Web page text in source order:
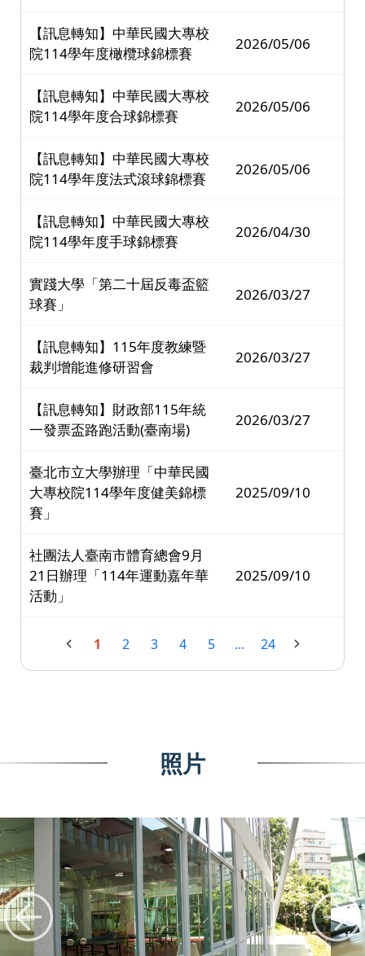
【訊息轉知】中華民國大專校
院114學年度橄欖球錦標賽
2026/05/06
【訊息轉知】中華民國大專校
院114學年度合球錦標賽
2026/05/06
【訊息轉知】中華民國大專校
院114學年度法式滾球錦標賽
2026/05/06
【訊息轉知】中華民國大專校
院114學年度手球錦標賽
2026/04/30
實踐大學「第二十屆反毒盃籃
球賽」
2026/03/27
【訊息轉知】115年度教練暨
裁判增能進修研習會
2026/03/27
【訊息轉知】財政部115年統
一發票盃路跑活動(臺南場)
2026/03/27
臺北市立大學辦理「中華民國
大專校院114學年度健美錦標
賽」
2025/09/10
社團法人臺南市體育總會9月
21日辦理「114年運動嘉年華
活動」
2025/09/10
1 2 3 4 5 ... 24
照片